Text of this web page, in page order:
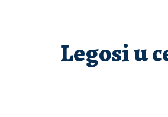
Legosi u